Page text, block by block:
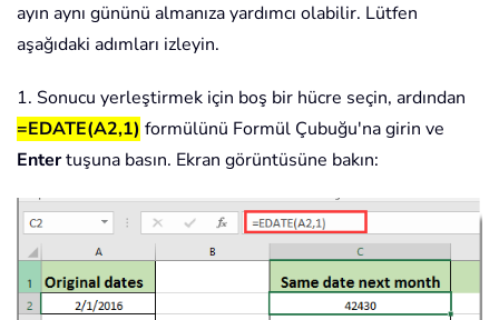
ayın aynı gününü almanıza yardımcı olabilir. Lütfen
aşağıdaki adımları izleyin.
1. Sonucu yerleştirmek için boş bir hücre seçin, ardından
=EDATE(A2,1) formülünü Formül Çubuğu'na girin ve
Entertuşuna basın. Ekran görüntüsüne bakın: